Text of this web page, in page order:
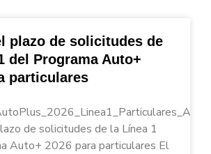
plazo de solicitudes de
del Programa Auto+
particulares
de solicitudes de la Línea 1
Auto+ 2026 para particulares El